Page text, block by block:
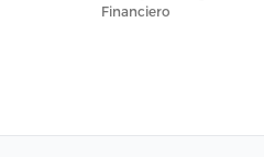
Financiero